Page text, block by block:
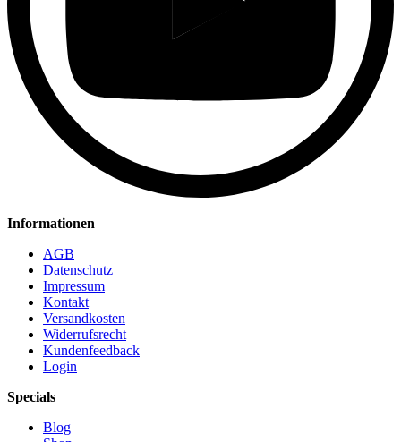
Informationen
AGB
Datenschutz
Impressum
Kontakt
Versandkosten
Widerrufsrecht
Kundenfeedback
Login
Specials
Blog